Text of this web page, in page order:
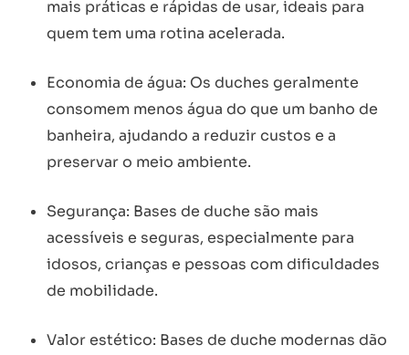
mais práticas e rápidas de usar, ideais para
quem tem uma rotina acelerada.
Economia de água: Os duches geralmente
consomem menos água do que um banho de
banheira, ajudando a reduzir custos e a
preservar o meio ambiente.
Segurança: Bases de duche são mais
acessíveis e seguras, especialmente para
idosos, crianças e pessoas com dificuldades
de mobilidade.
Valor estético: Bases de duche modernas dão